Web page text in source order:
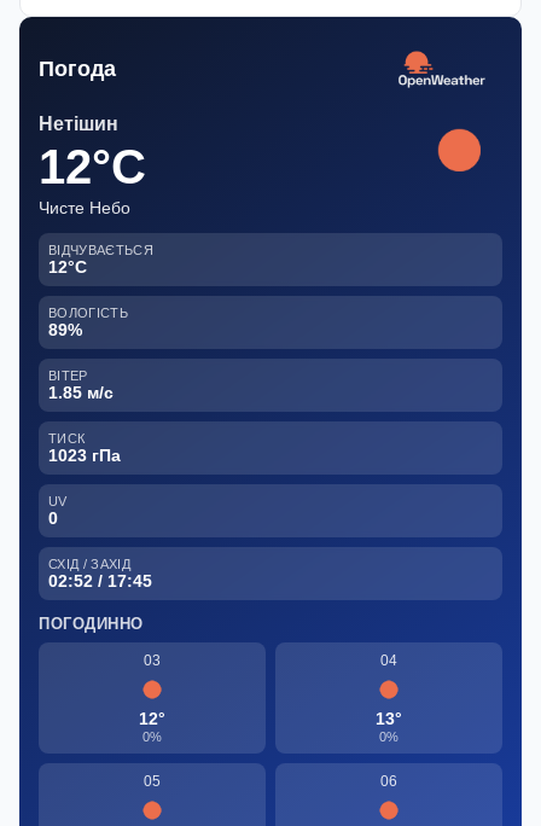
Погода
Нетішин
12°C
Чисте Небо
ВІДЧУВАЄТЬСЯ
12°C
ВОЛОГІСТЬ
89%
ВІТЕР
1.85 м/с
ТИСК
1023 гПа
UV
0
СХІД / ЗАХІД
02:52 / 17:45
ПОГОДИННО
03
12°
0%
04
13°
0%
05 06